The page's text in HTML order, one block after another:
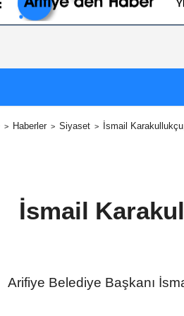
Künye İletişim
Haberler Siyaset İsmail
İsmail
Arifiye Belediye Başkanı